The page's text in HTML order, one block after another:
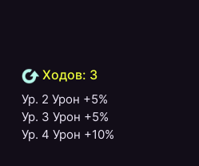
Ходов: 3
Ур. 2 Урон +5%
Ур. 3 Урон +5%
Ур. 4 Урон +10%